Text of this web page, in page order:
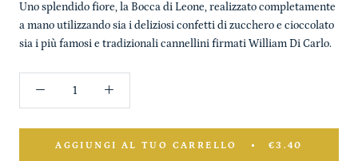
Uno splendido fiore, la Bocca di Leone, realizzato completamente
a mano utilizzando sia i deliziosi confetti di zucchero e cioccolato
sia i più famosi e tradizionali cannellini firmati William Di Carlo.
AGGIUNGI AL TUO CARRELLO €3.40